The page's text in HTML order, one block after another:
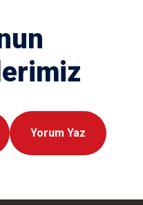
Yorum Yaz